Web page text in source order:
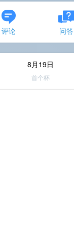
评论 问答
8月19日
首个杯